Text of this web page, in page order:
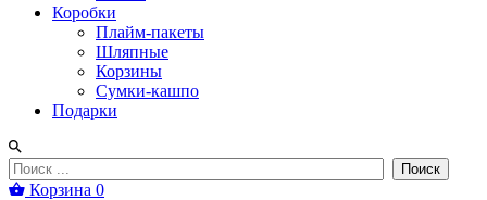
Коробки
Плайм-пакеты
Шляпные
Корзины
Сумки-кашпо
Подарки
Поиск
Корзина 0